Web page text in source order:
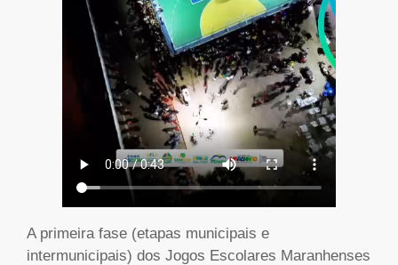
A primeira fase (etapas municipais e
intermunicipais) dos Jogos Escolares Maranhenses